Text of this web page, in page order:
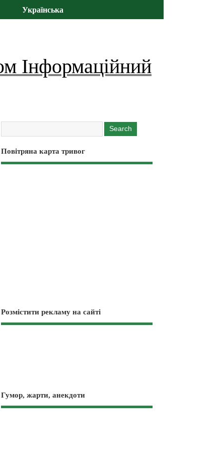
Українська
Інформаційний
Повітряна карта тривог
Розмістити рекламу на сайті
Гумор, жарти, анекдоти